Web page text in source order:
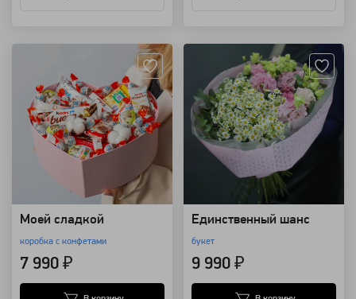
Моей сладкой
коробка с конфетами
7 990 ₽
Единственный шанс
букет
9 990 ₽